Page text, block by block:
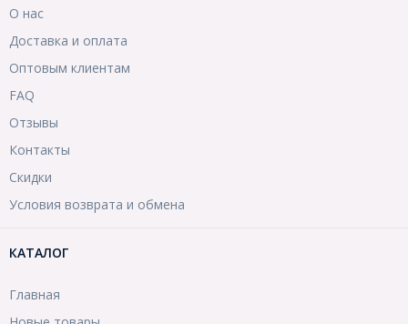
О нас
Доставка и оплата
Оптовым клиентам
FAQ
Отзывы
Контакты
Скидки
Условия возврата и обмена
КАТАЛОГ
Главная